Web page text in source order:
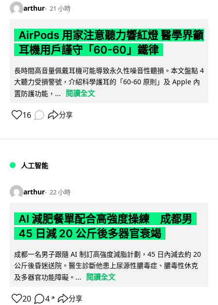
arthur 21 小時
AirPods 用家注意聽力響紅燈 醫學界籲
耳機用戶謹守「60-60」鐵律
長時間高音量佩戴耳機可能導致永久性噪音性聽損。本文盤點 4
大聽力受損警號，介紹科學護耳的「60-60 原則」及 Apple 內
置防護功能，...
閱讀全文
16 分享
人工智能
arthur 22 小時
AI 減肥餐單配合高強度操練 成都男
45 日減 20 公斤後多器官衰竭
成都一名男子跟隨 AI 制訂高強度減脂計劃，45 日內減去約 20
公斤後昏迷送院。醫生診斷他患上尿源性膿毒症、膿毒性休克
及多器官功能障礙。...
閱讀全文
20 4 ↗ 分享